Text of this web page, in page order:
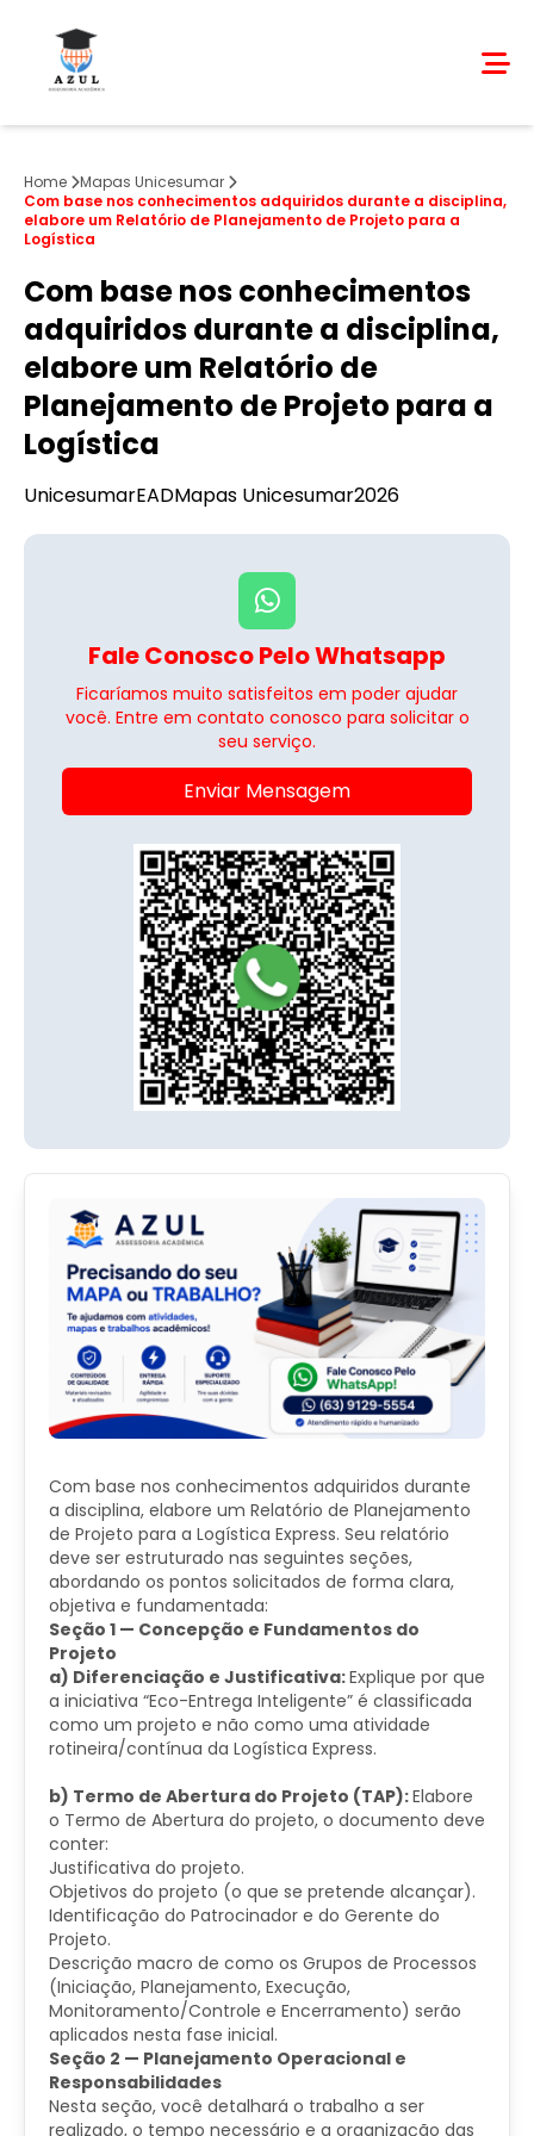
Home
Mapas Unicesumar
Com base nos conhecimentos adquiridos durante a disciplina,
elabore um Relatório de Planejamento de Projeto para a
Logística
Com base nos conhecimentos
adquiridos durante a disciplina,
elabore um Relatório de
Planejamento de Projeto para a
Logística
UnicesumarEADMapas Unicesumar2026
Fale Conosco Pelo Whatsapp
Ficaríamos muito satisfeitos em poder ajudar
você. Entre em contato conosco para solicitar o
seu serviço.
Enviar Mensagem
Com base nos conhecimentos adquiridos durante
a disciplina, elabore um Relatório de Planejamento
de Projeto para a Logística Express. Seu relatório
deve ser estruturado nas seguintes seções,
abordando os pontos solicitados de forma clara,
objetiva e fundamentada:
Seção 1 — Concepção e Fundamentos do
Projeto
a) Diferenciação e Justificativa:Explique por que
a iniciativa “Eco-Entrega Inteligente” é classificada
como um projeto e não como uma atividade
rotineira/contínua da Logística Express.
b) Termo de Abertura do Projeto (TAP):Elabore
o Termo de Abertura do projeto, o documento deve
conter:
Justificativa do projeto.
Objetivos do projeto (o que se pretende alcançar).
Identificação do Patrocinador e do Gerente do
Projeto.
Descrição macro de como os Grupos de Processos
(Iniciação, Planejamento, Execução,
Monitoramento/Controle e Encerramento) serão
aplicados nesta fase inicial.
Seção 2 — Planejamento Operacional e
Responsabilidades
Nesta seção, você detalhará o trabalho a ser
realizado, o tempo necessário e a organização das